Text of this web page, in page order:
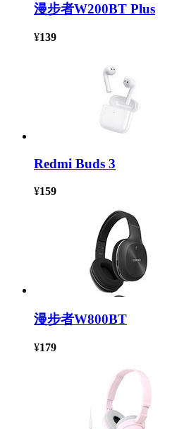
漫步者W200BT Plus
¥139
Redmi Buds 3
¥159
漫步者W800BT
¥179